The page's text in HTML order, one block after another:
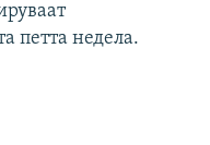
петта недела.